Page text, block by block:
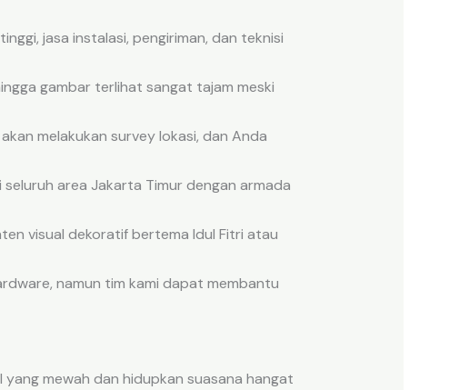
jasa instalasi, pengiriman, dan teknisi
gambar terlihat sangat tajam meski
melakukan survey lokasi, dan Anda
area Jakarta Timur dengan armada
visual dekoratif bertema Idul Fitri atau
namun tim kami dapat membantu
mewah dan hidupkan suasana hangat